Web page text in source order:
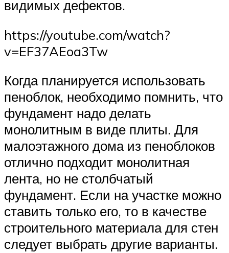
видимых дефектов.
https://youtube.com/watch?
v=EF37AEoa3Tw
Когда планируется использовать
пеноблок, необходимо помнить, что
фундамент надо делать
монолитным в виде плиты. Для
малоэтажного дома из пеноблоков
отлично подходит монолитная
лента, но не столбчатый
фундамент. Если на участке можно
ставить только его, то в качестве
строительного материала для стен
следует выбрать другие варианты.